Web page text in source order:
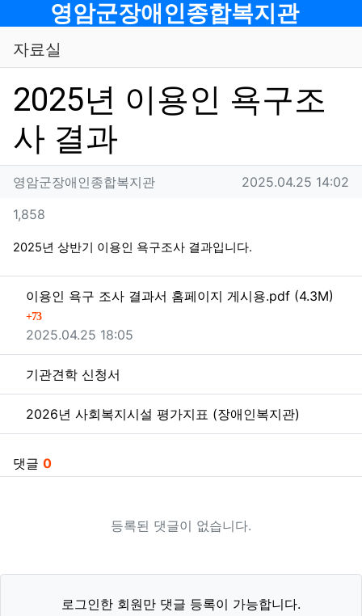
메뉴영암군장애인종합복지관
자료실
2025년 이용인 욕구조
사 결과
작성자 정보
영암군장애인종합복지관작성 작성일
2025.04.25 14:02
컨텐츠 정보
1,858
본문
2025년 상반기 이용인 욕구조사 결과입니다.
관련자료
이용인 욕구 조사 결과서 홈페이지 게시용.pdf 파일크기
(4.3M)
73회 다운로드
등록일
2025.04.25 18:05
기관견학 신청서
2026년 사회복지시설 평가지표 (장애인복지관)
댓글 0
등록된 댓글이 없습니다.
로그인한 회원만 댓글 등록이 가능합니다.